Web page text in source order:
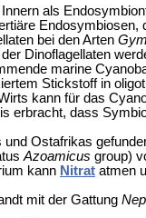
als
Endosymbiosen,
bei den Arten
Dinoflagellaten
marine
Stickstoff in
kann für das
erbracht, dass
Ostafrikas
Azoamicus group)
kann Nitratatmen
mit der Gattung